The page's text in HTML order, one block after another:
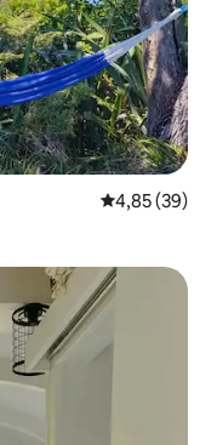
Note
4,85 (39)
aimés